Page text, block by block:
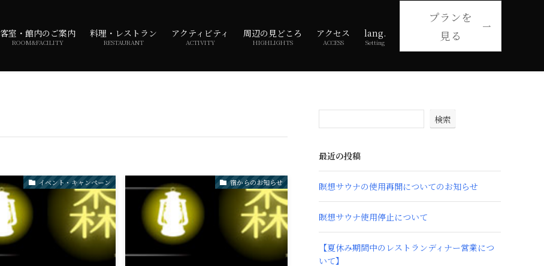
客室・館内のご案内
ROOM&FACILITY
料理・レストラン
RESTAURANT
アクティビティ
ACTIVITY
周辺の見どころ
HIGHLIGHTS
アクセス
ACCESS
lang.
Setting
プランを
見る
イベント・キャンペーン 宿からのお知らせ
検索
最近の投稿
瞑想サウナの使用再開についてのお知らせ
瞑想サウナ使用停止について
【夏休み期間中のレストランディナー営業につ
いて】